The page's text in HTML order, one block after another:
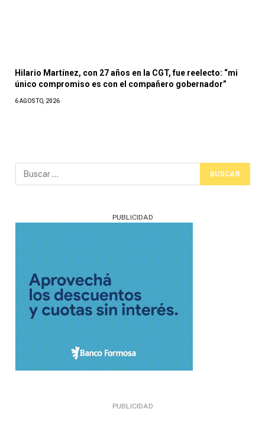
Hilario Martínez, con 27 años en la CGT, fue reelecto: “mi
único compromiso es con el compañero gobernador”
6 AGOSTO, 2026
PUBLICIDAD
PUBLICIDAD